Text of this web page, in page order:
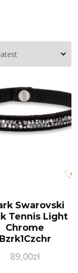
Swarovski
Tennis Light
Chrome
Bzrk1Czchr
89,00zł